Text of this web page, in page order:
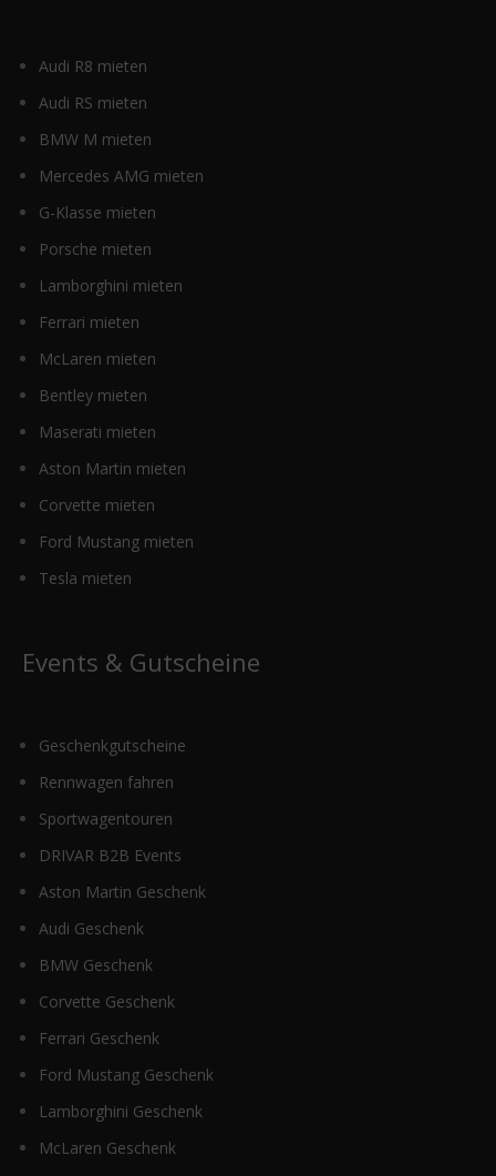
Audi R8 mieten
Audi RS mieten
BMW M mieten
Mercedes AMG mieten
G-Klasse mieten
Porsche mieten
Lamborghini mieten
Ferrari mieten
McLaren mieten
Bentley mieten
Maserati mieten
Aston Martin mieten
Corvette mieten
Ford Mustang mieten
Tesla mieten
Events & Gutscheine
Geschenkgutscheine
Rennwagen fahren
Sportwagentouren
DRIVAR B2B Events
Aston Martin Geschenk
Audi Geschenk
BMW Geschenk
Corvette Geschenk
Ferrari Geschenk
Ford Mustang Geschenk
Lamborghini Geschenk
McLaren Geschenk